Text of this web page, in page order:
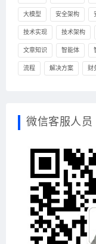
大模型 安全架构
技术实现 技术架构
文章知识 智能体
流程 解决方案 财
微信客服人员